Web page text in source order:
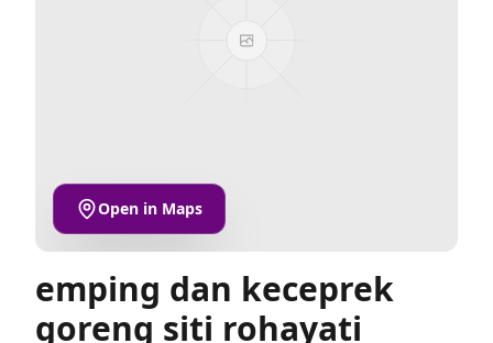
Open in Maps
emping dan keceprek
goreng siti rohayati